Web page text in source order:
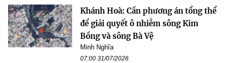
Khánh Hoà: Cần phương án tổng thể
để giải quyết ô nhiễm sông Kim
Bồng và sông Bà Vệ
Minh Nghĩa
07:00 31/07/2026